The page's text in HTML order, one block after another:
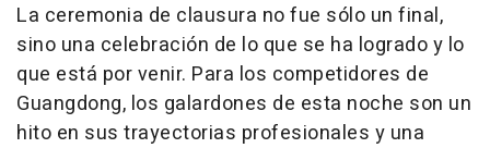
La ceremonia de clausura no fue sólo un final,
sino una celebración de lo que se ha logrado y lo
que está por venir. Para los competidores de
Guangdong, los galardones de esta noche son un
hito en sus trayectorias profesionales y una